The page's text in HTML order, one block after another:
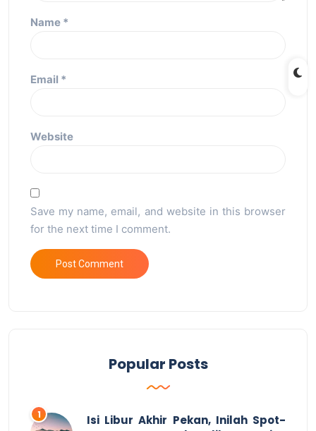
Name *
Email *
Website
Save my name, email, and website in this browser
for the next time I comment.
Popular Posts
Isi Libur Akhir Pekan, Inilah Spot-